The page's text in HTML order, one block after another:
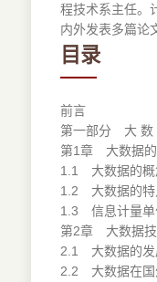
程技术系主任。
内外发表多篇论
目录
前言
第一部分 大 数
第1章 大数据的
1.1 大数据的概
1.2 大数据的特
1.3 信息计量单
第2章 大数据技
2.1 大数据的发
2.2 大数据在国